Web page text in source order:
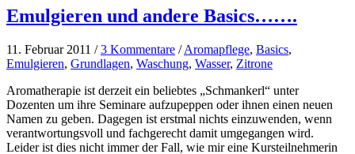
Emulgieren und andere Basics…….
11. Februar 2011 /3 Kommentare /Aromapflege, Basics,
Emulgieren, Grundlagen, Waschung, Wasser, Zitrone
Aromatherapie ist derzeit ein beliebtes „Schmankerl“ unter
Dozenten um ihre Seminare aufzupeppen oder ihnen einen neuen
Namen zu geben. Dagegen ist erstmal nichts einzuwenden, wenn
verantwortungsvoll und fachgerecht damit umgegangen wird.
Leider ist dies nicht immer der Fall, wie mir eine Kursteilnehmerin